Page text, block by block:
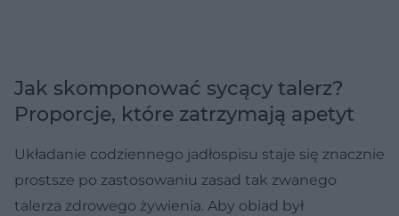
Jak skomponować sycący talerz?
Proporcje, które zatrzymają apetyt
Układanie codziennego jadłospisu staje się znacznie
prostsze po zastosowaniu zasad tak zwanego
talerza zdrowego żywienia. Aby obiad był